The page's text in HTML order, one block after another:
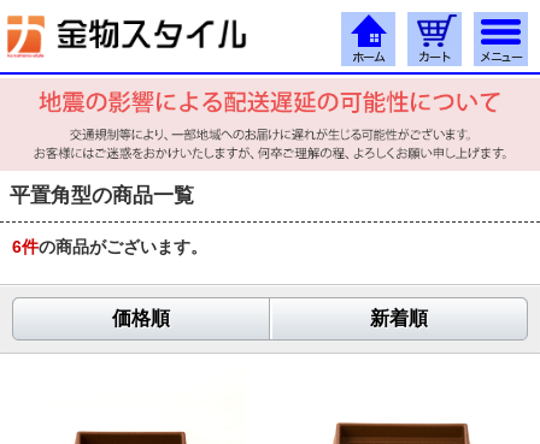
平置角型の商品一覧
6件の商品がございます。
価格順 新着順